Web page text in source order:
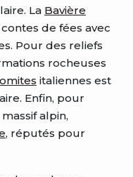
La Bavière
de fées avec
Pour des reliefs
rocheuses
italiennes est
Enfin, pour
alpin,
, réputés pour